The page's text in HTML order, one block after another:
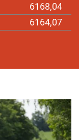
6168,04
6164,07